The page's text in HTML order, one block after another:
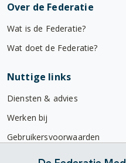
Over de Federatie
Wat is de Federatie?
Wat doet de Federatie?
Nuttige links
Diensten & advies
Werken bij
Gebruikersvoorwaarden
Privacyverklaring